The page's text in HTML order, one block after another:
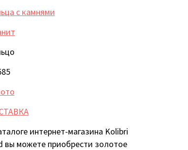
с камнями
интернет-магазина Kolibri
вы можете приобрести золотое